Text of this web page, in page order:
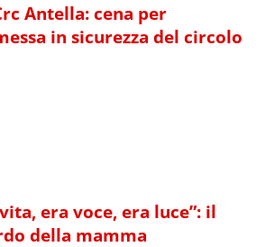
Antella: cena per
in sicurezza del circolo
era voce, era luce”: il
della mamma